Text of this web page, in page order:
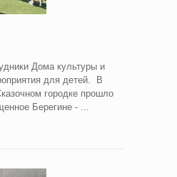
Дома культуры и
для детей. В
городке прошло
Берегине - ...